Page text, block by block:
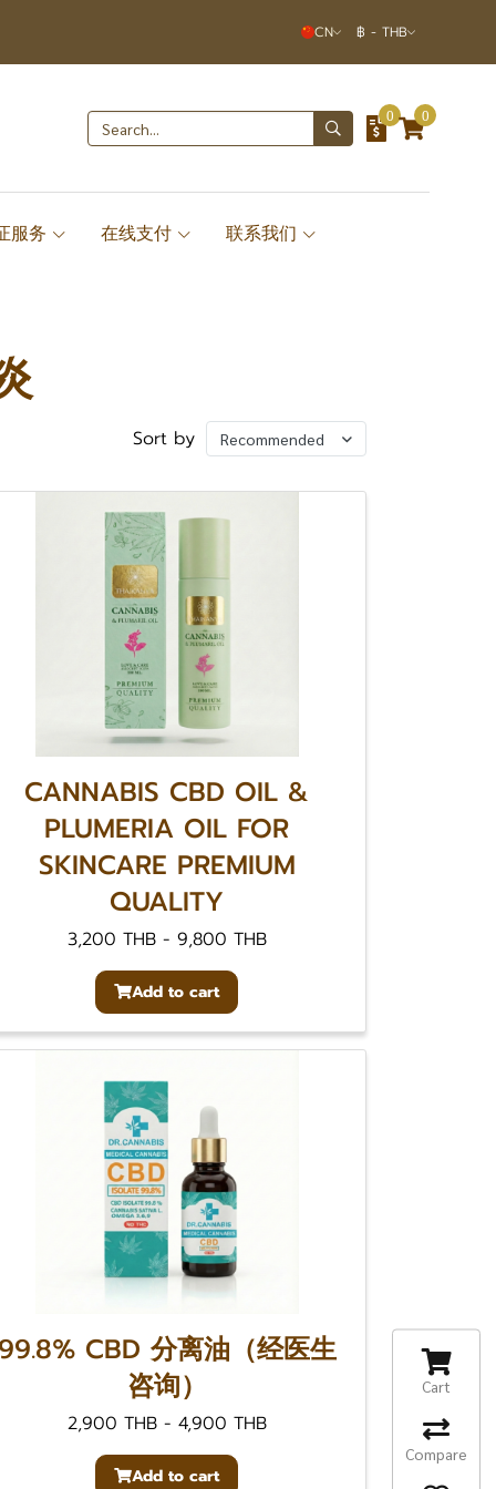
CN ฿ - THB
0 0
服务 在线支付 联系我们
Sort by Recommended
CANNABIS CBD OIL &
PLUMERIA OIL FOR
SKINCARE PREMIUM
QUALITY
3,200 THB- 9,800 THB
Add to cart
99.8% CBD 分离油（经医生
咨询）
2,900 THB- 4,900 THB
Add to cart
Cart
Compare